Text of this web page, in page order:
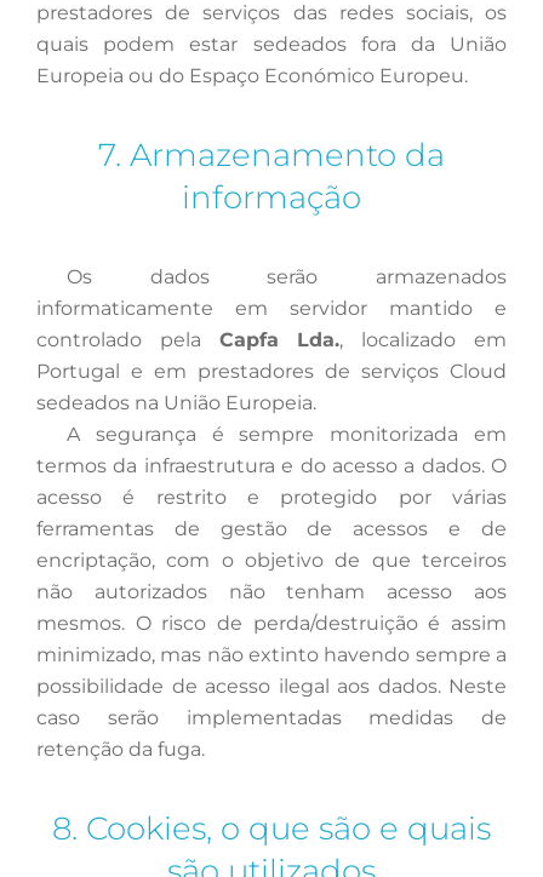
prestadores de serviços das redes sociais, os
quais podem estar sedeados fora da União
Europeia ou do Espaço Económico Europeu.
7. Armazenamento da
informação
Os dados serão armazenados
informaticamente em servidor mantido e
controlado pela Capfa Lda., localizado em
Portugal e em prestadores de serviços Cloud
sedeados na União Europeia.
Asegurança é sempre monitorizada em
termos da infraestrutura e do acesso a dados. O
acesso é restrito e protegido por várias
ferramentas de gestão de acessos e de
encriptação, com o objetivo de que terceiros
não autorizados não tenham acesso aos
mesmos. O risco de perda/destruição é assim
minimizado, mas não extinto havendo sempre a
possibilidade de acesso ilegal aos dados. Neste
caso serão implementadas medidas de
retenção da fuga.
8. Cookies, o que são e quais